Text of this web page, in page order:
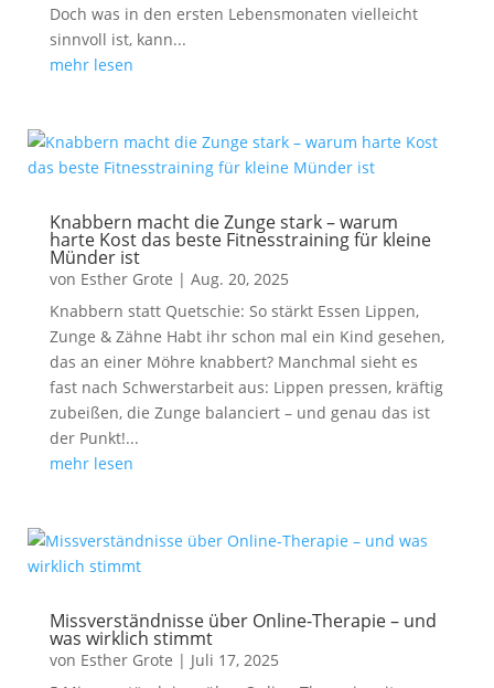
Doch was in den ersten Lebensmonaten vielleicht
sinnvoll ist, kann...
mehr lesen
Knabbern macht die Zunge stark – warum
harte Kost das beste Fitnesstraining für kleine
Münder ist
von Esther Grote | Aug. 20, 2025
Knabbern statt Quetschie: So stärkt Essen Lippen,
Zunge & Zähne Habt ihr schon mal ein Kind gesehen,
das an einer Möhre knabbert? Manchmal sieht es
fast nach Schwerstarbeit aus: Lippen pressen, kräftig
zubeißen, die Zunge balanciert – und genau das ist
der Punkt!...
mehr lesen
Missverständnisse über Online-Therapie – und
was wirklich stimmt
von Esther Grote | Juli 17, 2025